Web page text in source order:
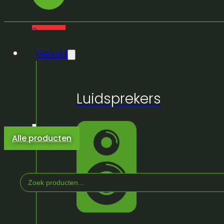
0
Geluid
Luidsprekers
Alle producten
Search
...
/ Winkel/Geluid Micro's/IEM en